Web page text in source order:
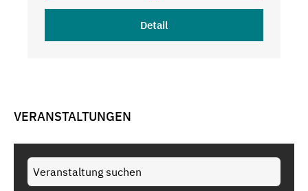
Detail
VERANSTALTUNGEN